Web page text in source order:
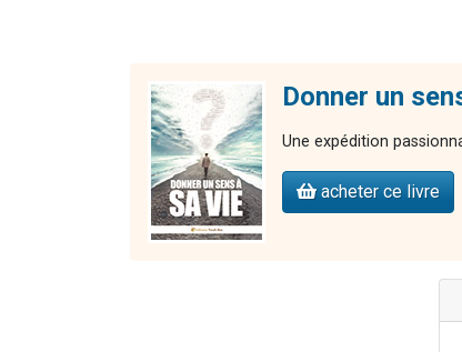
Donner un
Une expédition
acheter ce livre